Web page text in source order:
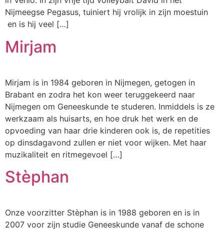
Nijmeegse Pegasus, tuiniert hij vrolijk in zijn moestuin
en is hij veel […]
Mirjam
Mirjam is in 1984 geboren in Nijmegen, getogen in
Brabant en zodra het kon weer teruggekeerd naar
Nijmegen om Geneeskunde te studeren. Inmiddels is ze
werkzaam als huisarts, en hoe druk het werk en de
opvoeding van haar drie kinderen ook is, de repetities
op dinsdagavond zullen er niet voor wijken. Met haar
muzikaliteit en ritmegevoel […]
Stèphan
Onze voorzitter Stèphan is in 1988 geboren en is in
2007 voor zijn studie Geneeskunde vanaf de schone